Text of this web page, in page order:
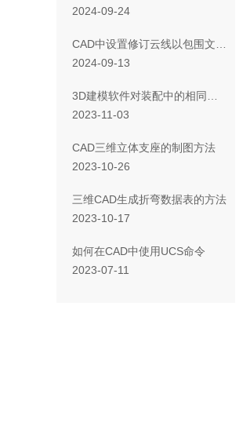
2024-09-24
CAD中设置修订云线以包围文字的方法
2024-09-13
3D建模软件对装配中的相同零件进行批量替换的方法
2023-11-03
CAD三维立体支座的制图方法
2023-10-26
三维CAD生成折弯数据表的方法
2023-10-17
如何在CAD中使用UCS命令
2023-07-11